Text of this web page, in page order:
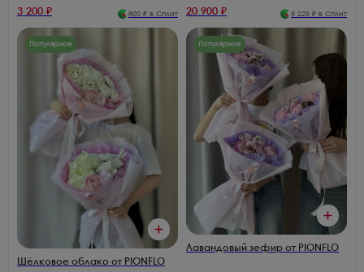
3 200 ₽ 800 ₽ в Сплит 20 900 ₽ 5 225 ₽ в Сплит
Популярное
Шёлковое облако от PIONFLO
Популярное
Лавандовый зефир от PIONFLO